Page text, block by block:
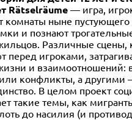
Rätselräume — игра,
комнаты ныне
и познают
Различные сцены,
перед игроками,
и взаимоотношений:
конфликты, а другими
В целом проект
такие темы, как
до насилия (и